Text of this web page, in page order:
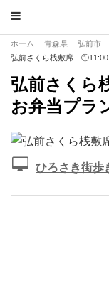
ホーム 青森県 弘前市
弘前さくら桟敷席
弘前さく
お弁当プラ
ひろさき街歩